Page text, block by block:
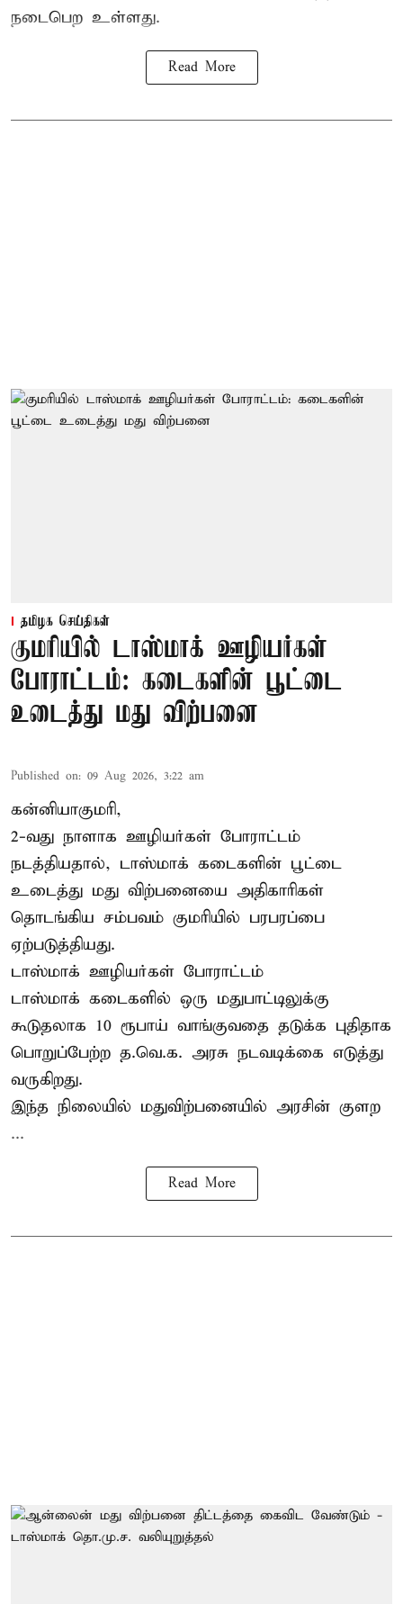
நடைபெற உள்ளது.
Read More
தமிழக செய்திகள்
குமரியில் டாஸ்மாக் ஊழியர்கள்
போராட்டம்: கடைகளின் பூட்டை
உடைத்து மது விற்பனை
Published on: 09 Aug 2026, 3:22 am
கன்னியாகுமரி,
2-வது நாளாக ஊழியர்கள் போராட்டம்
நடத்தியதால், டாஸ்மாக் கடைகளின் பூட்டை
உடைத்து மது விற்பனையை அதிகாரிகள்
தொடங்கிய சம்பவம் குமரியில் பரபரப்பை
ஏற்படுத்தியது.
டாஸ்மாக் ஊழியர்கள் போராட்டம்
டாஸ்மாக் கடைகளில் ஒரு மதுபாட்டிலுக்கு
கூடுதலாக 10 ரூபாய் வாங்குவதை தடுக்க புதிதாக
பொறுப்பேற்ற த.வெ.க. அரசு நடவடிக்கை எடுத்து
வருகிறது.
இந்த நிலையில் மதுவிற்பனையில் அரசின் குளற
...
Read More